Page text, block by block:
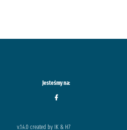
Jesteśmy na:
v.1.4.0 created by IK & H7